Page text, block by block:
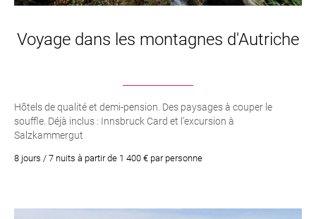
Voyage dans les montagnes d'Autriche
Hôtels de qualité et demi-pension. Des paysages à couper le
souffle. Déjà inclus : Innsbruck Card et l’excursion à
Salzkammergut
8 jours / 7 nuits à partir de 1 400 € par personne